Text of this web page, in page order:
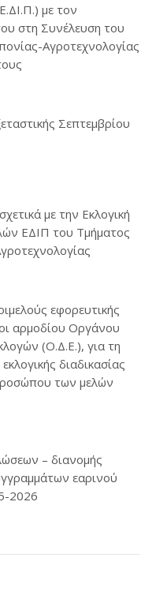
με τον
στη Συνέλευση του
Αγροτεχνολογίας
Σεπτεμβρίου
με την Εκλογική
ΕΔΙΠ του Τμήματος
εφορευτικής
αρμοδίου Οργάνου
(Ο.Δ.Ε.), για τη
διαδικασίας
των μελών
– διανομής
εαρινού
2026